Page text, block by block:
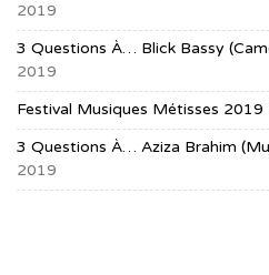
2019
3 Questions À… Blick Bassy
2019
Festival Musiques Métisses 2019
3 Questions À… Aziza Brahim
2019